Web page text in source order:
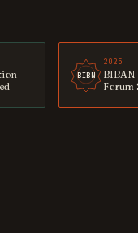
BIBN
2025
BIBAN
Forum